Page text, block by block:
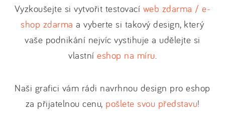
Vyzkoušejte si vytvořit testovací web zdarma / e-
shop zdarma a vyberte si takový design, který
vaše podnikání nejvíc vystihuje a udělejte si
vlastní eshop na míru.
Naši grafici vám rádi navrhnou design pro eshop
za přijatelnou cenu, pošlete svou představu!